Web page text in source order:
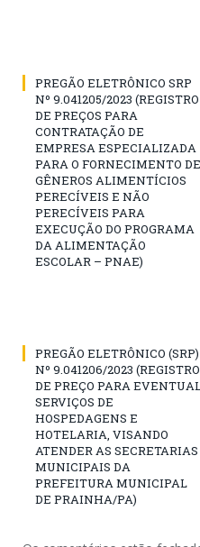
PREGÃO ELETRÔNICO SRP
Nº 9.041205/2023 (REGISTRO
DE PREÇOS PARA
CONTRATAÇÃO DE
EMPRESA ESPECIALIZADA
PARA O FORNECIMENTO DE
GÊNEROS ALIMENTÍCIOS
PERECÍVEIS E NÃO
PERECÍVEIS PARA
EXECUÇÃO DO PROGRAMA
DA ALIMENTAÇÃO
ESCOLAR – PNAE)
PREGÃO ELETRÔNICO (SRP)
Nº 9.041206/2023 (REGISTRO
DE PREÇO PARA
SERVIÇOS DE
HOSPEDAGENS E
HOTELARIA, VISANDO
ATENDER AS SECRETARIAS
MUNICIPAIS DA
PREFEITURA MUNICIPAL
DE PRAINHA/PA)